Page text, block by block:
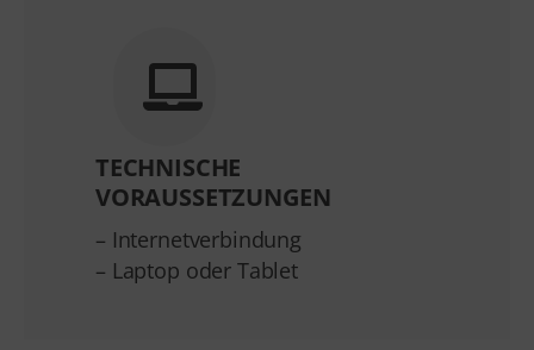
TECHNISCHE
VORAUSSETZUNGEN
– Internetverbindung
– Laptop oder Tablet